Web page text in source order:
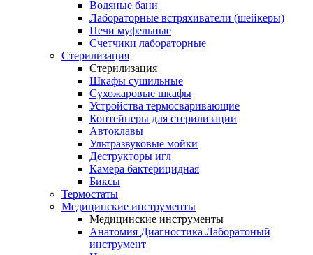
Водяные бани
Лабораторные встряхиватели (шейкеры)
Печи муфельные
Счетчики лабораторные
Стерилизация
Стерилизация
Шкафы сушильные
Сухожаровые шкафы
Устройства термосваривающие
Контейнеры для стерилизации
Автоклавы
Ультразвуковые мойки
Деструкторы игл
Камера бактерицидная
Биксы
Термостаты
Медицинские инструменты
Медицинские инструменты
Анатомия Диагностика Лаборатоный
инструмент